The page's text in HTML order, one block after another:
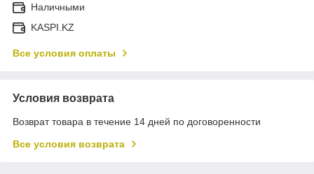
Наличными
KASPI.KZ
Все условия оплаты
Условия возврата
Возврат товара в течение 14 дней по договоренности
Все условия возврата